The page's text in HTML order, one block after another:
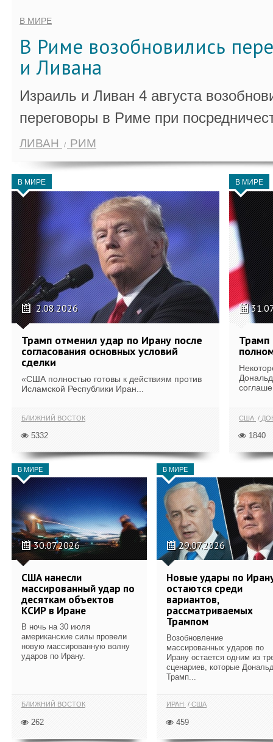
В МИРЕ
В Риме возобновились
и Ливана
Израиль и Ливан 4 августа
переговоры в Риме при
ЛИВАН РИМ
В МИРЕ
2.08.2026
Трамп отменил удар по Ирану после
согласования основных условий
сделки
«США полностью готовы к действиям против
Исламской Республики Иран...
БЛИЖНИЙ ВОСТОК
5332
В МИРЕ
Трамп
США
1840
В МИРЕ
30.07.2026
США нанесли
массированный удар по
десяткам объектов
КСИР в Иране
В ночь на 30 июля
американские силы провели
новую массированную волну
ударов по Ирану.
БЛИЖНИЙ ВОСТОК
262
В МИРЕ
29.07.2026
Новые удары по
остаются среди
вариантов,
рассматриваемых
Трампом
Возобновление
массированных ударов по
Ирану остается одним из
сценариев, которые
Трамп...
ИРАН США
459